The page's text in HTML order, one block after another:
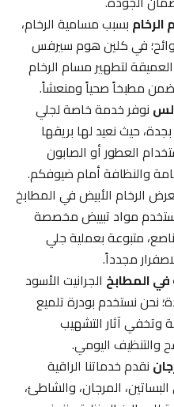
بسبب مسامية الرخام،
في كلين هوم سيرفس
لتطهير مسام الرخام
مطبخاً صحياً ومنعشاً.
نوفر خدمة خاصة لجلي
حيث نعيد لها بريقها
العطور أو الصابون
والنظافة أمام ضيوفكم.
الرخام الأبيض في المطابخ
مواد تبييض مخصصة
متبوعة بعملية جلي
مجدداً.
المطابخالجرانيت الأسود
نستخدم بودرة تلميع
وتخفي آثار التشهيب
اليومي.
نقدم خدماتنا الراقية
المرجان، والشاطئ،